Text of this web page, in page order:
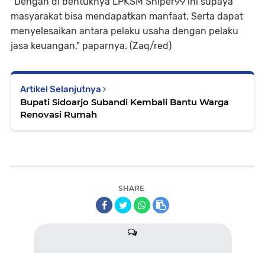
masyarakat bisa mendapatkan manfaat. Serta dapat
menyelesaikan antara pelaku usaha dengan pelaku
jasa keuangan," paparnya. (Zaq/red)
Artikel Selanjutnya
Bupati Sidoarjo Subandi Kembali Bantu Warga
Renovasi Rumah
SHARE